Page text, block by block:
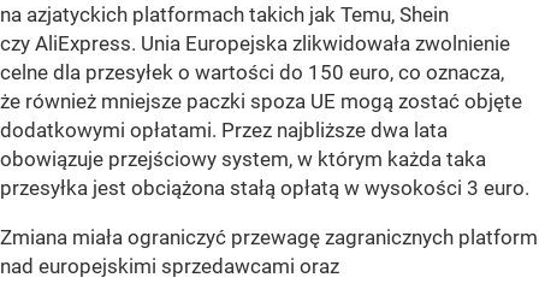
na azjatyckich platformach takich jak Temu, Shein
czy AliExpress. Unia Europejska zlikwidowała zwolnienie
celne dla przesyłek o wartości do 150 euro, co oznacza,
że również mniejsze paczki spoza UE mogą zostać objęte
dodatkowymi opłatami. Przez najbliższe dwa lata
obowiązuje przejściowy system, w którym każda taka
przesyłka jest obciążona stałą opłatą w wysokości 3 euro.
Zmiana miała ograniczyć przewagę zagranicznych platform
nad europejskimi sprzedawcami oraz